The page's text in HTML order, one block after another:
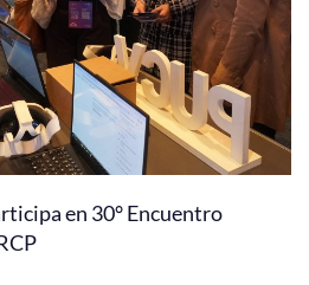
en 30° Encuentro